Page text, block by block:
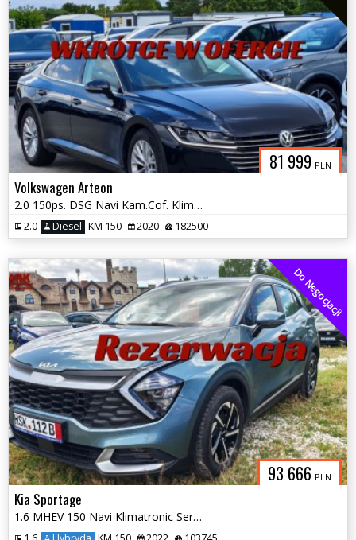
81 999 PLN
Volkswagen Arteon
2.0 150ps. DSG Navi Kam.Cof. KlimatronicDwustref. Grzane Fotele 2020
2.0 Diesel KM 150 2020 182500
93 666 PLN
Do Negocjacji
Kia Sportage
1.6 MHEV 150 Navi Klimatronic Serwis 202